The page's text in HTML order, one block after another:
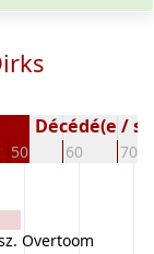
50 60 70
Décédé(e / s)
Overtoom